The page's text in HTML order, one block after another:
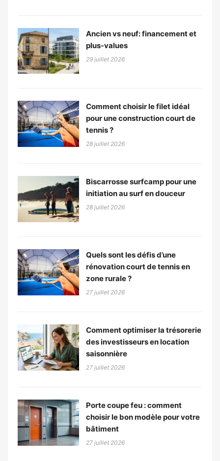
Ancien vs neuf: financement et
plus-values
29 juillet 2026
Comment choisir le filet idéal
pour une construction court de
tennis ?
28 juillet 2026
Biscarrosse surfcamp pour une
initiation au surf en douceur
28 juillet 2026
Quels sont les défis d’une
rénovation court de tennis en
zone rurale ?
27 juillet 2026
Comment optimiser la trésorerie
des investisseurs en location
saisonnière
27 juillet 2026
Porte coupe feu : comment
choisir le bon modèle pour votre
bâtiment
27 juillet 2026